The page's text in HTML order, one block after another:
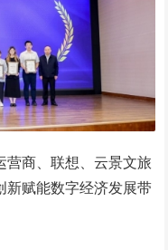
营商、联想、云景文旅
新赋能数字经济发展带